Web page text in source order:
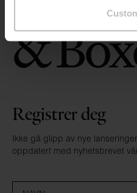
Registrer deg
Ikke gå glipp av nye
oppdatert med nyhetsbrevet